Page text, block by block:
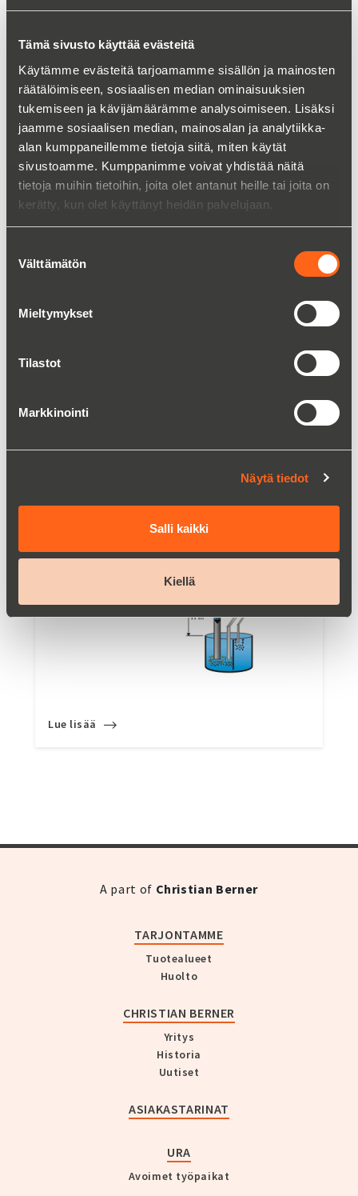
Tämä sivusto käyttää evästeitä
Käytämme evästeitä tarjoamamme sisällön ja mainosten
räätälöimiseen, sosiaalisen median ominaisuuksien
tukemiseen ja kävijämäärämme analysoimiseen. Lisäksi
jaamme sosiaalisen median, mainosalan ja analytiikka-
alan kumppaneillemme tietoja siitä, miten käytät
sivustoamme. Kumppanimme voivat yhdistää näitä
tietoja muihin tietoihin, joita olet antanut heille tai joita on
kerätty, kun olet käyttänyt heidän palvelujaan.
valinta
Välttämätön
Mieltymykset
Tilastot
Markkinointi
Näytä tiedot
Salli kaikki
Kiellä
Alipainejärjestelmä nesteytyspumpulla ja
tuubikondensaattorilla
Lue lisää
Alipainejärjestelmä tuubikondensaattorilla
Lue lisää
A part of Christian Berner
TARJONTAMME
Tuotealueet
Huolto
CHRISTIAN BERNER
Yritys
Historia
Uutiset
ASIAKASTARINAT
URA
Avoimet työpaikat